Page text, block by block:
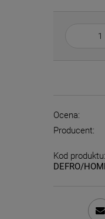
Ocena:
Producent:
Kod produktu:
DEFRO/